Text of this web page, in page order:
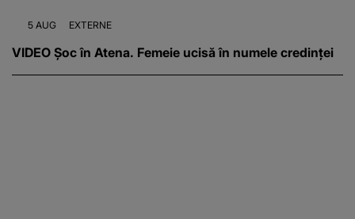
5 AUG EXTERNE
VIDEO Șoc în Atena. Femeie ucisă în numele credinței